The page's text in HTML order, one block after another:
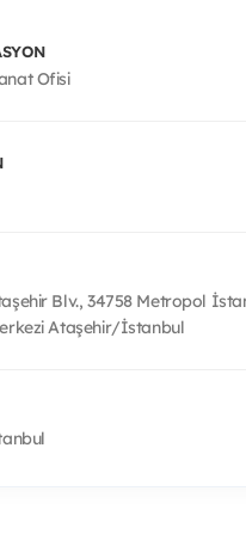
Ofisi
Blv., 34758 Metropol
Ataşehir/İstanbul